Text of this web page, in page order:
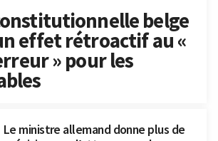
belge
effet rétroactif au «
» pour les
Le ministre allemand donne plus de